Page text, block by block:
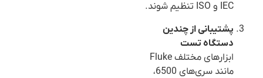
IEC و ISO تنظیم شوند.
پشتیبانی از چندین
دستگاه تست
ابزارهای مختلف Fluke
مانند سری‌های 6500،